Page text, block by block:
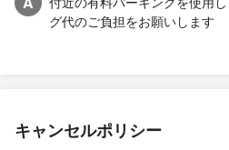
グ代のご負担をお願いします
キャンセルポリシー